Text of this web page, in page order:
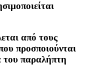
από τους
προσποιούνται
του παραλήπτη